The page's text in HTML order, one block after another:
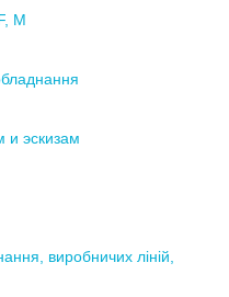
M
и эскизам
виробничих ліній,